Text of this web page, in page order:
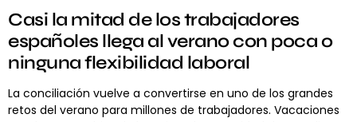
Casi la mitad de los trabajadores
españoles llega al verano con poca o
ninguna flexibilidad laboral
La conciliación vuelve a convertirse en uno de los grandes
retos del verano para millones de trabajadores. Vacaciones